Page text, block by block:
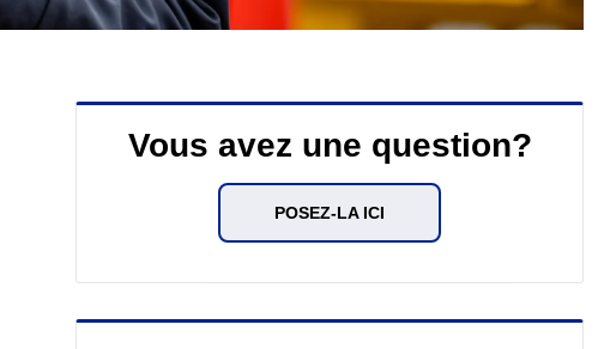
Vous avez une question?
POSEZ-LA ICI